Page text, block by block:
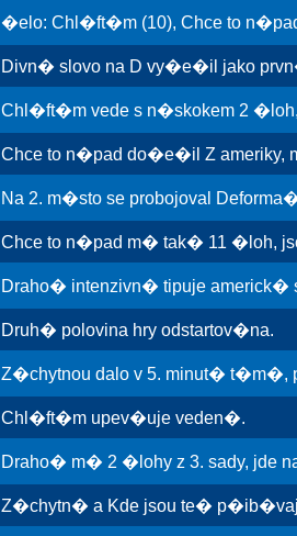
�elo: Chl�ft�m (10), Chce to
Divn� slovo na D vy�e�il jako
Chl�ft�m vede s n�skokem 2
Chce to n�pad do�e�il Z
Na 2. m�sto se probojoval
Chce to n�pad m� tak� 11 �loh,
Draho� intenzivn� tipuje americk�
Druh� polovina hry odstartov�na.
Z�chytnou dalo v 5. minut� t�m�,
Chl�ft�m upev�uje veden�.
Draho� m� 2 �lohy z 3. sady, jde
Z�chytn� a Kde jsou te�